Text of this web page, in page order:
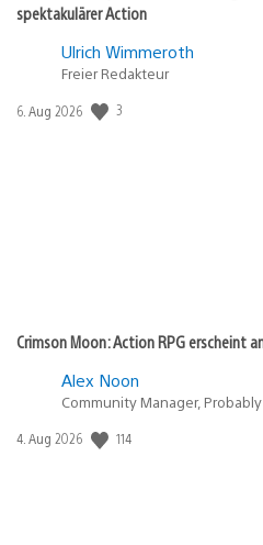
spektakulärer Action
Ulrich Wimmeroth
Freier Redakteur
Veröffentlichungsdatum:
6. Aug 2026 3
Crimson Moon: Action RPG erscheint
Alex Noon
Community Manager,
Veröffentlichungsdatum:
4. Aug 2026 114